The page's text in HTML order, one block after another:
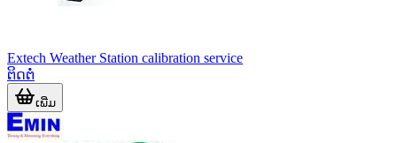
Extech Weather Station calibration service
ຕິດຕໍ່
ເພີ່ມ